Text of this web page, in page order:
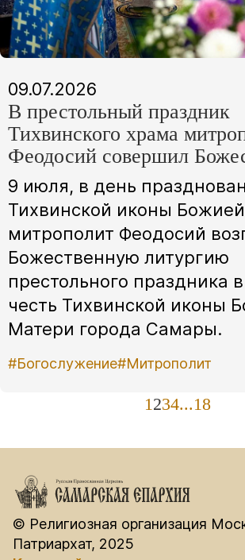
09.07.2026
В престольный праздник
Тихвинского храма
Феодосий совершил
литургию
9 июля, в день
Тихвинской иконы
митрополит Феодосий
Божественную литургию
престольного праздника
честь Тихвинской иконы
Матери города Самары.
#Богослужение#Митрополит
1234...18
© Религиозная организация
Патриархат, 2025